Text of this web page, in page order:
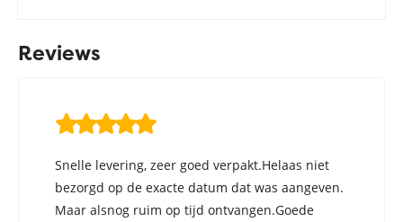
Reviews
Snelle levering, zeer goed verpakt.Helaas niet
bezorgd op de exacte datum dat was aangeven.
Maar alsnog ruim op tijd ontvangen.Goede